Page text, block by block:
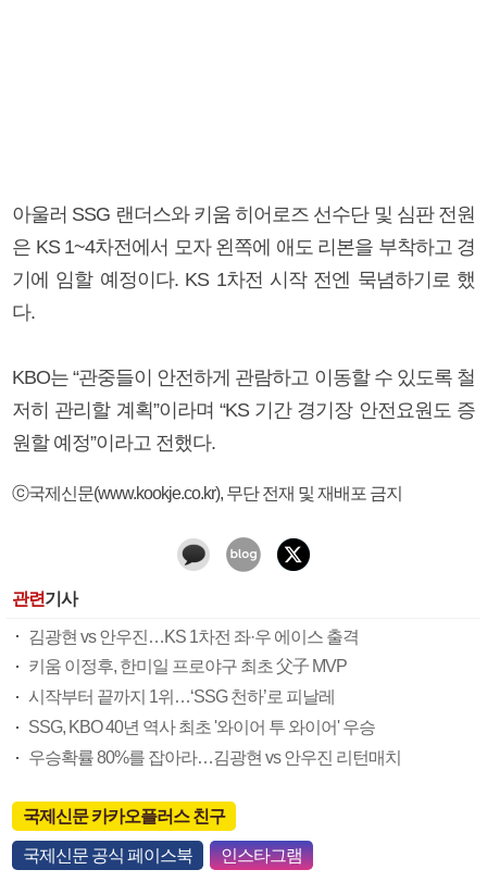
아울러 SSG 랜더스와 키움 히어로즈 선수단 및 심판 전원
은 KS 1~4차전에서 모자 왼쪽에 애도 리본을 부착하고 경
기에 임할 예정이다. KS 1차전 시작 전엔 묵념하기로 했
다.
KBO는 “관중들이 안전하게 관람하고 이동할 수 있도록 철
저히 관리할 계획”이라며 “KS 기간 경기장 안전요원도 증
원할 예정”이라고 전했다.
ⓒ국제신문(www.kookje.co.kr), 무단 전재 및 재배포 금지
관련기사
김광현 vs 안우진…KS 1차전 좌·우 에이스 출격
키움 이정후, 한미일 프로야구 최초 父子 MVP
시작부터 끝까지 1위…‘SSG 천하’로 피날레
SSG, KBO 40년 역사 최초 '와이어 투 와이어' 우승
우승확률 80%를 잡아라…김광현 vs 안우진 리턴매치
국제신문 카카오플러스 친구
국제신문 공식 페이스북 인스타그램